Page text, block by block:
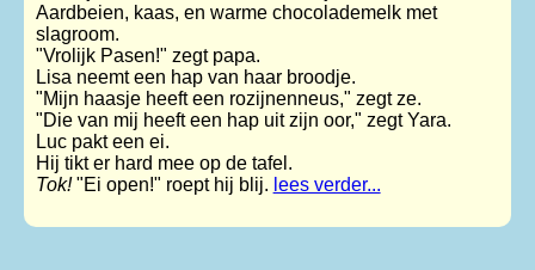
Aardbeien, kaas, en warme chocolademelk met
slagroom.
"Vrolijk Pasen!" zegt papa.
Lisa neemt een hap van haar broodje.
"Mijn haasje heeft een rozijnenneus," zegt ze.
"Die van mij heeft een hap uit zijn oor," zegt Yara.
Luc pakt een ei.
Hij tikt er hard mee op de tafel.
Tok!"Ei open!" roept hij blij. lees verder...